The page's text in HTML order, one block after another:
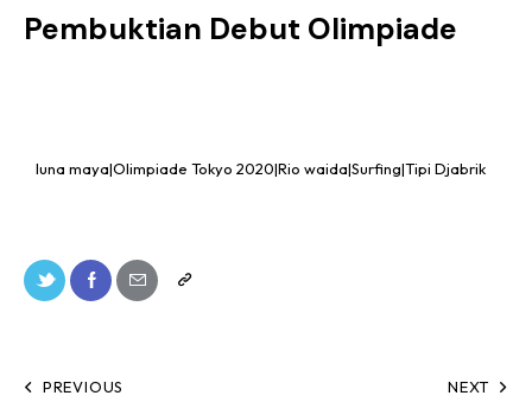
Pembuktian Debut Olimpiade
luna maya|Olimpiade Tokyo 2020|Rio waida|Surfing|Tipi Djabrik
PREVIOUS NEXT